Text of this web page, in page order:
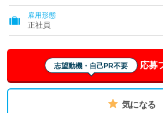
雇用形態
正社員
志望動機・自己PR不要 応募
気になる